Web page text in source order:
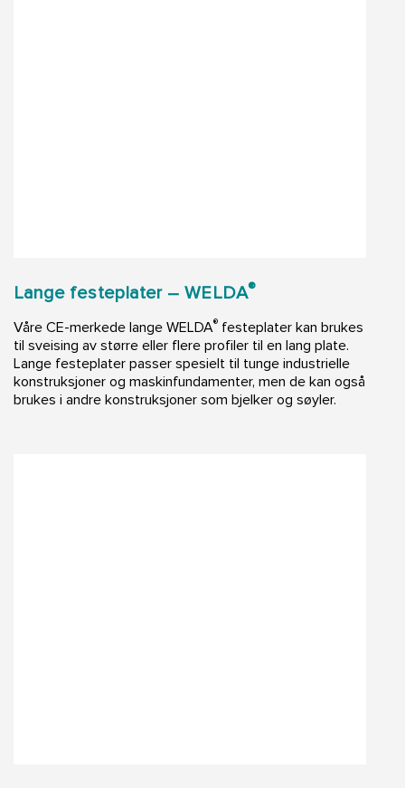
Lange festeplater – WELDA®
Våre CE-merkede lange WELDA® festeplater kan brukes
til sveising av større eller flere profiler til en lang plate.
Lange festeplater passer spesielt til tunge industrielle
konstruksjoner og maskinfundamenter, men de kan også
brukes i andre konstruksjoner som bjelker og søyler.